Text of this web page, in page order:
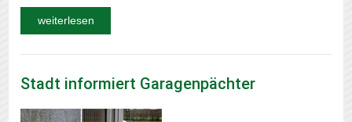
weiterlesen
Stadt informiert Garagenpächter